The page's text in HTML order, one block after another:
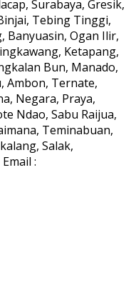
Surabaya, Gresik,
Tebing Tinggi,
Banyuasin, Ogan Ilir,
Ketapang,
Bun, Manado,
Ambon, Ternate,
Negara, Praya,
Ndao, Sabu Raijua,
Teminabuan,
Salak,
: